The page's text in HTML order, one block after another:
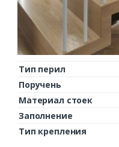
Тип перил
Поручень
Материал стоек
Заполнение
Тип крепления